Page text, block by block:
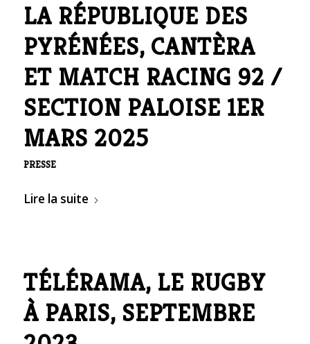
LA RÉPUBLIQUE DES
PYRÉNÉES, CANTÈRA
ET MATCH RACING 92 /
SECTION PALOISE 1ER
MARS 2025
PRESSE
Lire la suite
TÉLÉRAMA, LE RUGBY
À PARIS, SEPTEMBRE